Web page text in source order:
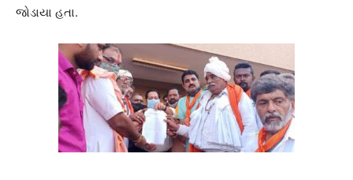
જોડાયા હતા.